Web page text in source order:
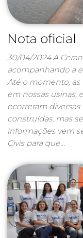
Nota oficial
30/04/2024 A
acompanhando a
Até o momento, as
em nossas usinas,
ocorreram
construídas, mas
informações vem
Civis para que…